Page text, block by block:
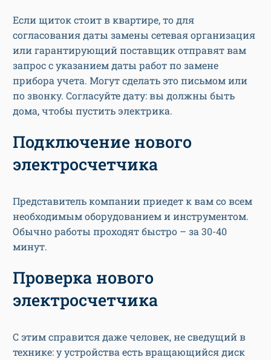
Если щиток стоит в квартире, то для
согласования даты замены сетевая организация
или гарантирующий поставщик отправят вам
запрос с указанием даты работ по замене
прибора учета. Могут сделать это письмом или
по звонку. Согласуйте дату: вы должны быть
дома, чтобы пустить электрика.
Подключение нового
электросчетчика
Представитель компании приедет к вам со всем
необходимым оборудованием и инструментом.
Обычно работы проходят быстро – за 30-40
минут.
Проверка нового
электросчетчика
С этим справится даже человек, не сведущий в
технике: у устройства есть вращающийся диск